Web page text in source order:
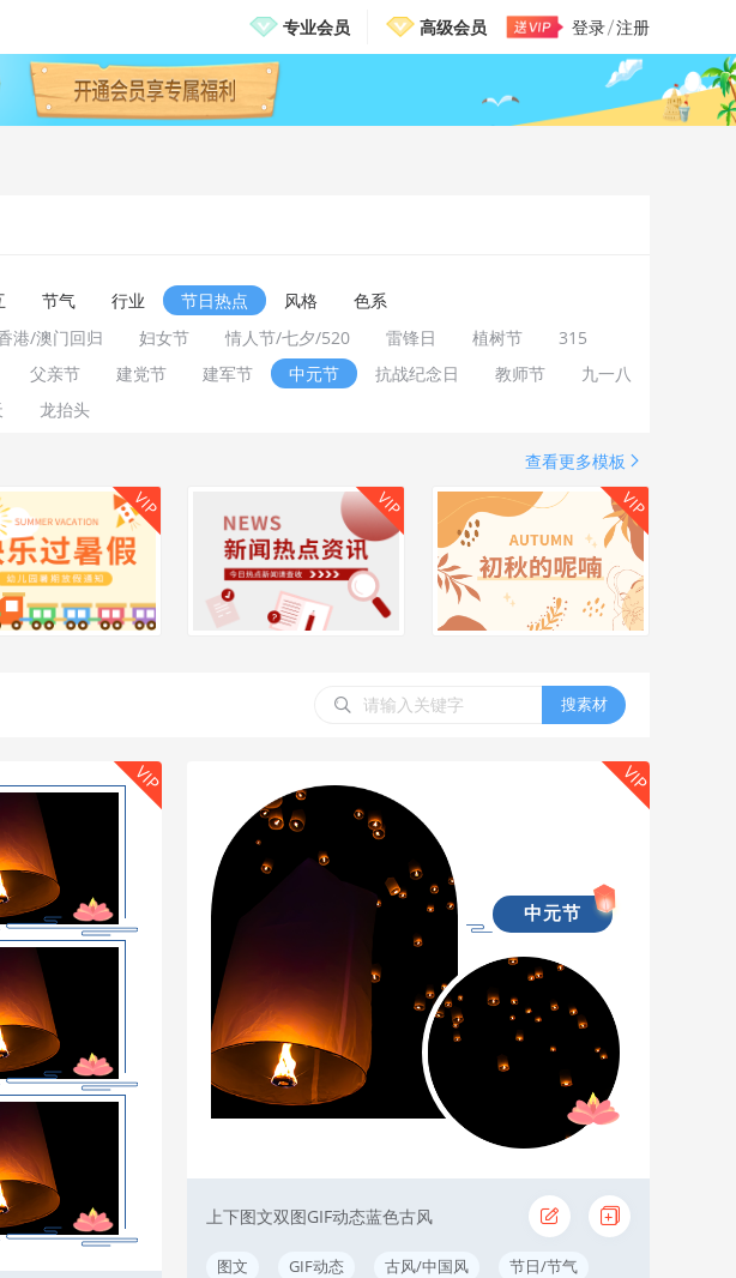
专业会员 高级会员 登录 注册
邀请有礼，免费送VIP
节气 行业
节日热点
港/澳门回归 妇女节 情人节/七夕/520 雷锋日 植树节
315
父亲节 建党节 建军节 中元节 抗战纪念日 教师节
九一八
龙抬头
风格 色系
查看更多模板
VIP VIP VIP
搜素材
VIP
中元节
上下图文双图GIF动态蓝色古风
图文 GIF动态 古风/中国风 节日/节气
VIP